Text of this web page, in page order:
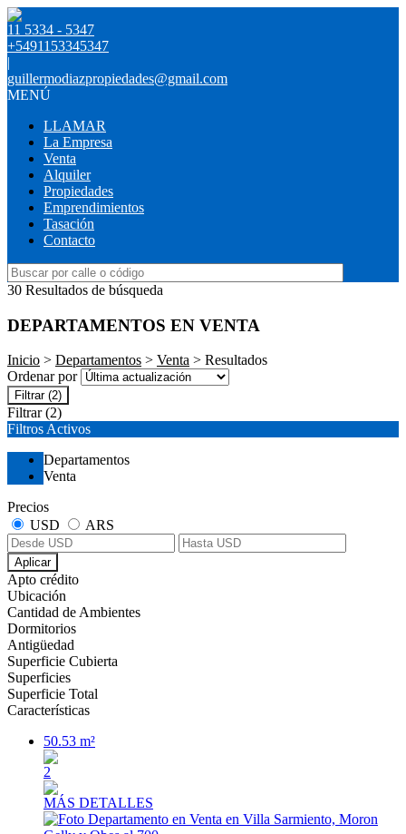
11 5334 - 5347
+5491153345347
|
guillermodiazpropiedades@gmail.com
MENÚ
LLAMAR
La Empresa
Venta
Alquiler
Propiedades
Emprendimientos
Tasación
Contacto
30 Resultados de búsqueda
DEPARTAMENTOS EN VENTA
Inicio > Departamentos > Venta > Resultados
Ordenar por
Filtrar (2)
Filtrar (2)
Filtros Activos
Departamentos
Venta
Precios
USD
ARS
Aplicar
Apto crédito
Ubicación
Cantidad de Ambientes
Dormitorios
Antigüedad
Superficie Cubierta
Superficies
Superficie Total
Características
50.53 m²
2
MÁS DETALLES